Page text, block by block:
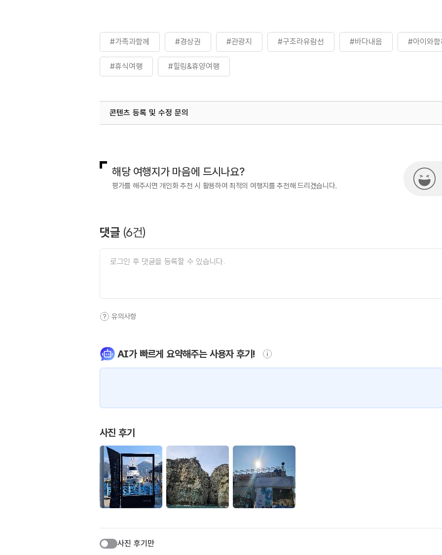
#가족과함께 #경상권 #관광지 #구조라유람선 #바다내음 #아이와함
#휴식여행 #힐링&휴양여행
콘텐츠 등록 및 수정 문의
해당 여행지가 마음에 드시나요?
평가를 해주시면 개인화 추천 시 활용하여 최적의 여행지를 추천해 드리겠습니다.
댓글 (6건)
유의사항
AI가 빠르게 요약해주는 사용자 후기!
사진 후기
사진 후기만